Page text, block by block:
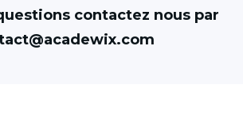
contactez nous par